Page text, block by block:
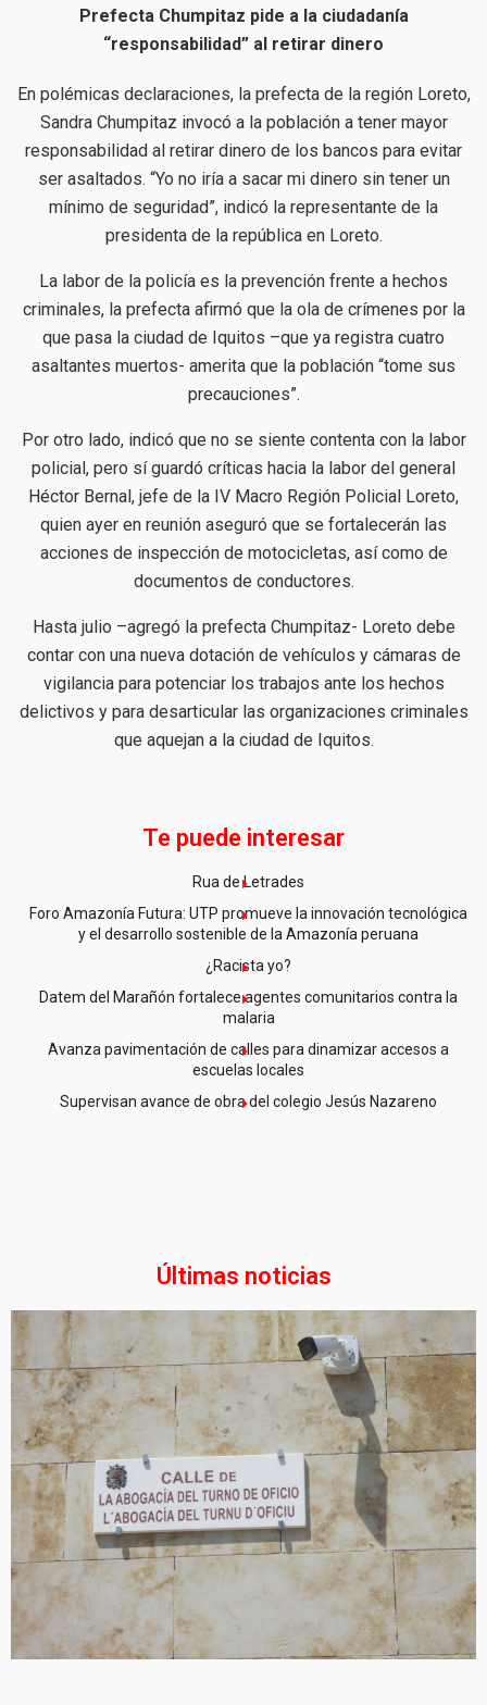
Prefecta Chumpitaz pide a la ciudadanía
“responsabilidad” al retirar dinero
En polémicas declaraciones, la prefecta de la región Loreto,
Sandra Chumpitaz invocó a la población a tener mayor
responsabilidad al retirar dinero de los bancos para evitar
ser asaltados. “Yo no iría a sacar mi dinero sin tener un
mínimo de seguridad”, indicó la representante de la
presidenta de la república en Loreto.
La labor de la policía es la prevención frente a hechos
criminales, la prefecta afirmó que la ola de crímenes por la
que pasa la ciudad de Iquitos –que ya registra cuatro
asaltantes muertos- amerita que la población “tome sus
precauciones”.
Por otro lado, indicó que no se siente contenta con la labor
policial, pero sí guardó críticas hacia la labor del general
Héctor Bernal, jefe de la IV Macro Región Policial Loreto,
quien ayer en reunión aseguró que se fortalecerán las
acciones de inspección de motocicletas, así como de
documentos de conductores.
Hasta julio –agregó la prefecta Chumpitaz- Loreto debe
contar con una nueva dotación de vehículos y cámaras de
vigilancia para potenciar los trabajos ante los hechos
delictivos y para desarticular las organizaciones criminales
que aquejan a la ciudad de Iquitos.
Te puede interesar
Rua de Letrades
Foro Amazonía Futura: UTP promueve la innovación tecnológica
y el desarrollo sostenible de la Amazonía peruana
¿Racista yo?
Datem del Marañón fortalece agentes comunitarios contra la
malaria
Avanza pavimentación de calles para dinamizar accesos a
escuelas locales
Supervisan avance de obra del colegio Jesús Nazareno
Últimas noticias